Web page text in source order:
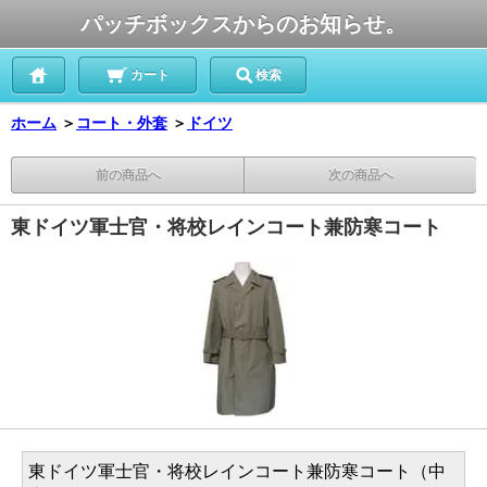
パッチボックスからのお知らせ。
カート 検索
ホーム ＞ コート・外套 ＞ ドイツ
前の商品へ 次の商品へ
東ドイツ軍士官・将校レインコート兼防寒コート
東ドイツ軍士官・将校レインコート兼防寒コート（中